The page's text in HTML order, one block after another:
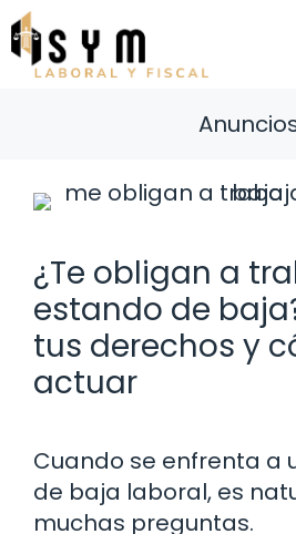
Saltar
al
contenido
¿Te obligan a
estando de
tus derechos y
actuar
Cuando se enfrenta a
de baja laboral, es
muchas preguntas.